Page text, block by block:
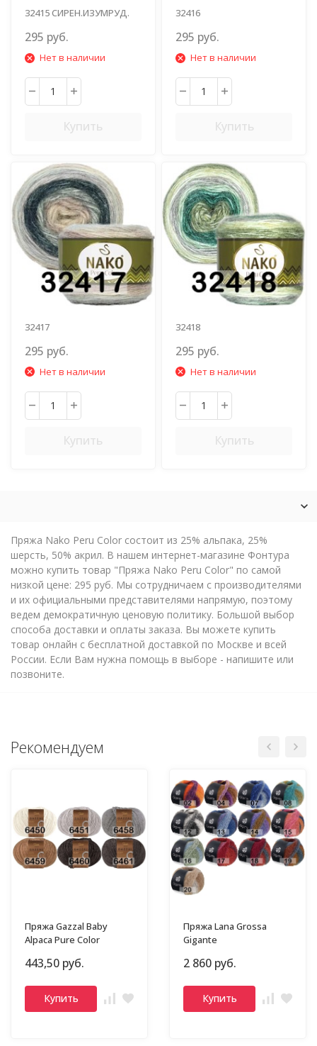
32415 СИРЕН.ИЗУМРУД.
295 руб.
Нет в наличии
Купить
32416
295 руб.
Нет в наличии
Купить
32417
295 руб.
Нет в наличии
Купить
32418
295 руб.
Нет в наличии
Купить
Пряжа Nako Peru Color состоит из 25% альпака, 25%
шерсть, 50% акрил. В нашем интернет-магазине Фонтура
можно купить товар "Пряжа Nako Peru Color" по самой
низкой цене: 295 руб. Мы сотрудничаем с производителями
и их официальными представителями напрямую, поэтому
ведем демократичную ценовую политику. Большой выбор
способа доставки и оплаты заказа. Вы можете купить
товар онлайн с бесплатной доставкой по Москве и всей
России. Если Вам нужна помощь в выборе - напишите или
позвоните.
Рекомендуем
Пряжа Gazzal Baby
Alpaca Pure Color
443,50 руб.
Купить
Пряжа Lana Grossa
Gigante
2 860 руб.
Купить